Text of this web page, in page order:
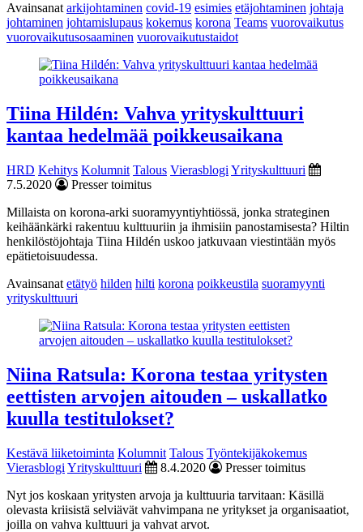
Avainsanat arkijohtaminen covid-19 esimies etäjohtaminen johtaja
johtaminen johtamislupaus kokemus korona Teams vuorovaikutus
vuorovaikutusosaaminen vuorovaikutustaidot
Tiina Hildén: Vahva yrityskulttuuri
kantaa hedelmää poikkeusaikana
HRD Kehitys Kolumnit Talous Vierasblogi Yrityskulttuuri
7.5.2020
Presser toimitus
Millaista on korona-arki suoramyyntiyhtiössä, jonka strateginen
keihäänkärki rakentuu kulttuuriin ja ihmisiin panostamisesta? Hiltin
henkilöstöjohtaja Tiina Hildén uskoo jatkuvaan viestintään myös
epätietoisuudessa.
Avainsanat etätyö hilden hilti korona poikkeustila suoramyynti
yrityskulttuuri
Niina Ratsula: Korona testaa yritysten
eettisten arvojen aitouden – uskallatko
kuulla testitulokset?
Kestävä liiketoiminta Kolumnit Talous Työntekijäkokemus
Vierasblogi Yrityskulttuuri 8.4.2020
Presser toimitus
Nyt jos koskaan yritysten arvoja ja kulttuuria tarvitaan: Käsillä
olevasta kriisistä selviävät vahvimpana ne yritykset ja organisaatiot,
joilla on vahva kulttuuri ja vahvat arvot.